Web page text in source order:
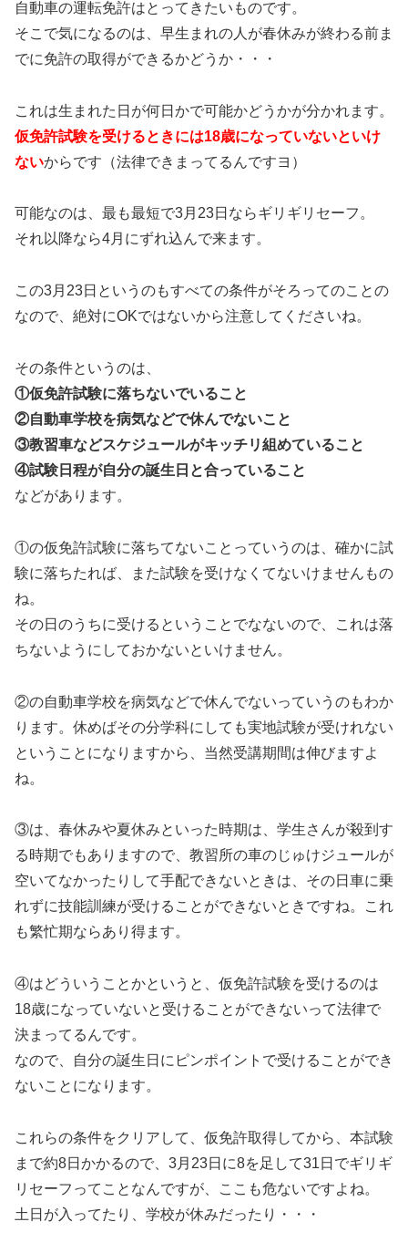
自動車の運転免許はとってきたいものです。
そこで気になるのは、早生まれの人が春休みが終わる前ま
でに免許の取得ができるかどうか・・・
これは生まれた日が何日かで可能かどうかが分かれます。
仮免許試験を受けるときには18歳になっていないといけ
ないからです（法律できまってるんですヨ）
可能なのは、最も最短で3月23日ならギリギリセーフ。
それ以降なら4月にずれ込んで来ます。
この3月23日というのもすべての条件がそろってのことの
なので、絶対にOKではないから注意してくださいね。
その条件というのは、
①仮免許試験に落ちないでいること
②自動車学校を病気などで休んでないこと
③教習車などスケジュールがキッチリ組めていること
④試験日程が自分の誕生日と合っていること
などがあります。
①の仮免許試験に落ちてないことっていうのは、確かに試
験に落ちたれば、また試験を受けなくてないけませんもの
ね。
その日のうちに受けるということでなないので、これは落
ちないようにしておかないといけません。
②の自動車学校を病気などで休んでないっていうのもわか
ります。休めばその分学科にしても実地試験が受けれない
ということになりますから、当然受講期間は伸びますよ
ね。
③は、春休みや夏休みといった時期は、学生さんが殺到す
る時期でもありますので、教習所の車のじゅけジュールが
空いてなかったりして手配できないときは、その日車に乗
れずに技能訓練が受けることができないときですね。これ
も繁忙期ならあり得ます。
④はどういうことかというと、仮免許試験を受けるのは
18歳になっていないと受けることができないって法律で
決まってるんです。
なので、自分の誕生日にピンポイントで受けることができ
ないことになります。
これらの条件をクリアして、仮免許取得してから、本試験
まで約8日かかるので、3月23日に8を足して31日でギリギ
リセーフってことなんですが、ここも危ないですよね。
土日が入ってたり、学校が休みだったり・・・